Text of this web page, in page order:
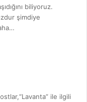
biliyoruz.
şimdiye
ile ilgili